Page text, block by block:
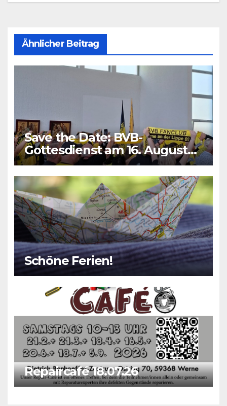
Ähnlicher Beitrag
Save the Date: BVB-
Gottesdienst am 16. August
2026
Schöne Ferien!
Repaircafé 18.07.26